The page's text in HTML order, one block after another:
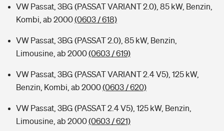
VW Passat, 3BG (PASSAT VARIANT 2.0), 85 kW, Benzin,
Kombi, ab 2000(0603 / 618)
VW Passat, 3BG (PASSAT 2.0), 85 kW, Benzin,
Limousine, ab 2000(0603 / 619)
VW Passat, 3BG (PASSAT VARIANT 2.4 V5), 125 kW,
Benzin, Kombi, ab 2000(0603 / 620)
VW Passat, 3BG (PASSAT 2.4 V5), 125 kW, Benzin,
Limousine, ab 2000(0603 / 621)